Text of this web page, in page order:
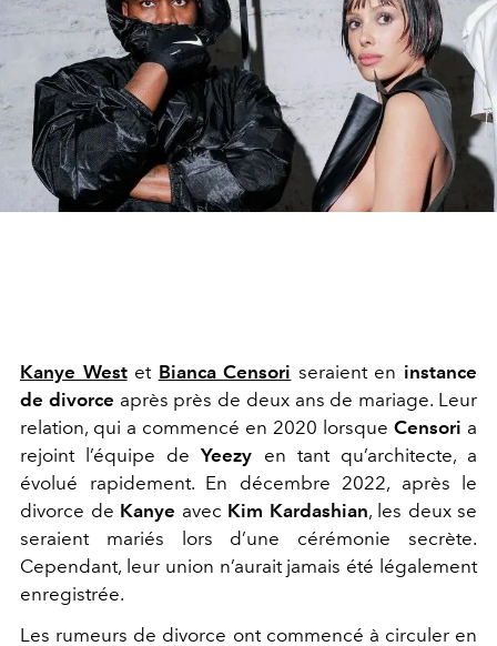
Kanye West et Bianca Censori seraient en instance
de divorce après près de deux ans de mariage. Leur
relation, qui a commencé en 2020 lorsque Censori a
rejoint l’équipe deYeezy en tant qu’architecte, a
évolué rapidement. En décembre 2022, après le
divorce de Kanye avec Kim Kardashian, les deux se
seraient mariés lors d’une cérémonie secrète.
Cependant, leur union n’aurait jamais été légalement
enregistrée.
Les rumeurs de divorce ont commencé à circuler en